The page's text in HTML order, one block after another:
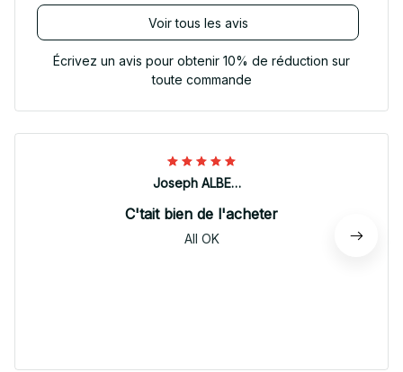
Voir tous les avis
Écrivez un avis pour obtenir 10% de réduction sur
toute commande
Joseph ALBERTINI
C'tait bien de l'acheter
All OK